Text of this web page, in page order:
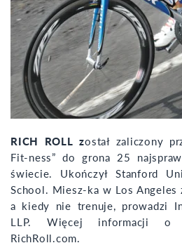
RICH ROLL został zaliczony
Fit-ness” do grona 25
świecie. Ukończył Stanford
School. Miesz-ka w Los
a kiedy nie trenuje, prowadzi
LLP. Więcej informacji o
RichRoll.com.